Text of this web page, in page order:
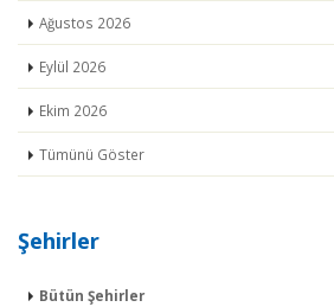
Ağustos 2026
Eylül 2026
Ekim 2026
Tümünü Göster
Şehirler
Bütün Şehirler